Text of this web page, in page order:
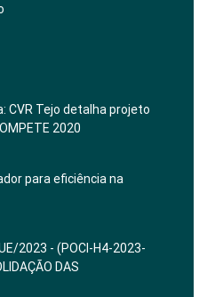
CVR Tejo detalha projeto
2020
para eficiência na
2023 - (POCI-H4-2023-
DAS